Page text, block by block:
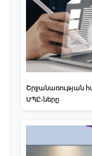
Շրջանառության
ՍՊԸ-ները